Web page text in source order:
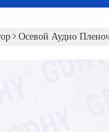
Осевой Аудио